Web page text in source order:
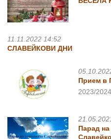
11.11.2022 14:52
СЛАВЕЙКОВИ ДНИ
Прием в
2023/
Парад